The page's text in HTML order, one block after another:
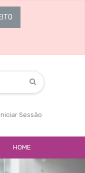
Sessão
HOME